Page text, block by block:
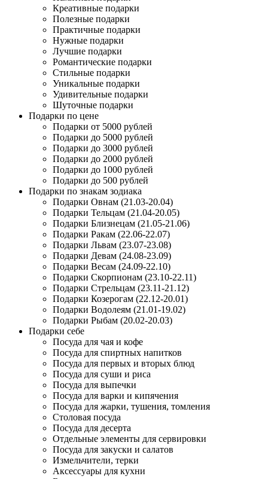
Креативные подарки
Полезные подарки
Практичные подарки
Нужные подарки
Лучшие подарки
Романтические подарки
Стильные подарки
Уникальные подарки
Удивительные подарки
Шуточные подарки
Подарки по цене
Подарки от 5000 рублей
Подарки до 5000 рублей
Подарки до 3000 рублей
Подарки до 2000 рублей
Подарки до 1000 рублей
Подарки до 500 рублей
Подарки по знакам зодиака
Подарки Овнам (21.03-20.04)
Подарки Тельцам (21.04-20.05)
Подарки Близнецам (21.05-21.06)
Подарки Ракам (22.06-22.07)
Подарки Львам (23.07-23.08)
Подарки Девам (24.08-23.09)
Подарки Весам (24.09-22.10)
Подарки Скорпионам (23.10-22.11)
Подарки Стрельцам (23.11-21.12)
Подарки Козерогам (22.12-20.01)
Подарки Водолеям (21.01-19.02)
Подарки Рыбам (20.02-20.03)
Подарки себе
Посуда для чая и кофе
Посуда для спиртных напитков
Посуда для первых и вторых блюд
Посуда для суши и риса
Посуда для выпечки
Посуда для варки и кипячения
Посуда для жарки, тушения, томления
Столовая посуда
Посуда для десерта
Отдельные элементы для сервировки
Посуда для закуски и салатов
Измельчители, терки
Аксессуары для кухни